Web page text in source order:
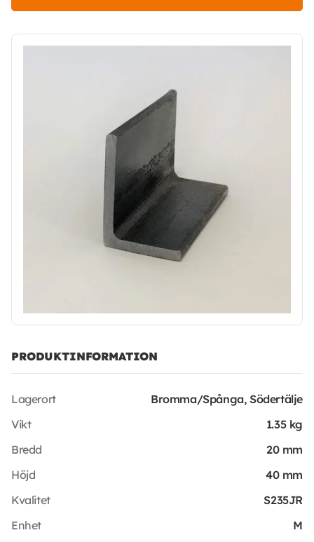
PRODUKTINFORMATION
Lagerort
Bromma/Spånga, Södertälje
Vikt
1.35 kg
Bredd
20 mm
Höjd
40 mm
Kvalitet
S235JR
Enhet
M